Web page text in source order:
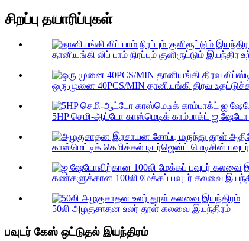
சிறப்பு தயாரிப்புகள்
தானியங்கி லிப் பாம் நிரப்பும் குளிரூட்டும் இயந்திர
ஒரு முனை 40PCS/MIN தானியங்கி திரவ
5HP செமி-ஆட்டோ காஸ்மெடிக் காம்பாக்ட் ஐ
காஸ்மெட்டிக் கெமிக்கல் டிடர்ஜென்ட் மெடிசின்
கண்களுக்கான 100லி மேக்கப் பவுடர் கலவை
50லி அழகுசாதன உலர் தூள் கலவை இயந்திரம்
பவுடர் கேஸ் ஒட்டுதல் இயந்திரம்